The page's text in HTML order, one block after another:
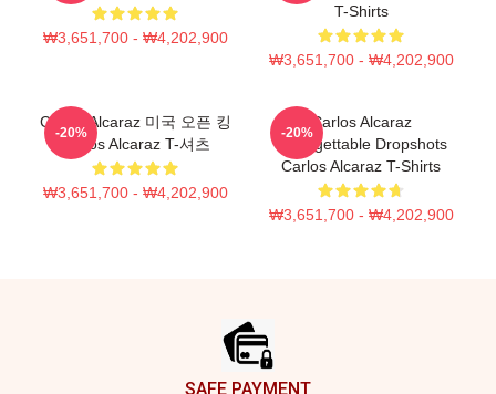
₩3,651,700 - ₩4,202,900
T-Shirts
₩3,651,700 - ₩4,202,900
Carlos Alcaraz 미국 오픈 킹
Carlos Alcaraz T-셔츠
₩3,651,700 - ₩4,202,900
-20%
Carlos Alcaraz
Unforgettable Dropshots
Carlos Alcaraz T-Shirts
₩3,651,700 - ₩4,202,900
-20%
SAFE PAYMENT